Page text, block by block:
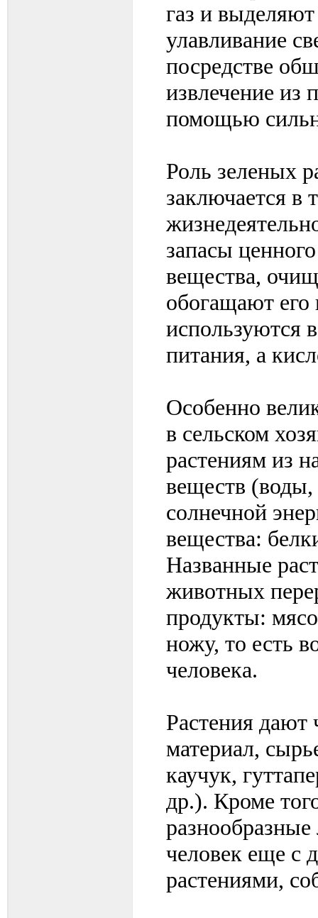
газ и
улавливание
посредстве
извлечение из
помощью
Роль зеленых
заключается в
запасы
вещества,
обогащают его
используются
питания, а
Особенно
в сельском
растениям из
веществ (воды,
солнечной
вещества:
Названные
животных
продукты:
ножу, то есть
человека.
Растения дают
материал,
каучук,
др.). Кроме
человек еще с
растениями,